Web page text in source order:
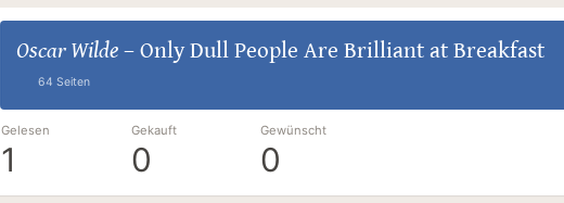
Oscar Wilde– Only Dull People Are Brilliant at Breakfast
64 Seiten
Gelesen
1
Gekauft
0
Gewünscht
0